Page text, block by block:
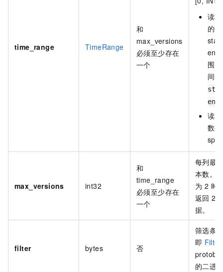
time_range TimeRange
和
max_versions
必须至少存在
一个
读
的
围
间
读
数
max_versions int32
和
time_range
必须至少存在
一个
每列最
本数。
为 2 时
返回 2
据。
filter bytes 否
筛选条
即 Filter
的二进